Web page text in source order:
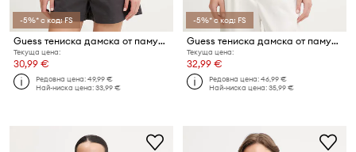
-5%* с код: FS
Guess тениска дамска от памук SILVY
Текуща цена:
30,99 €
Редовна цена:49,99 €
Най-ниска цена:33,99 €
-5%* с код: FS
Guess тениска дамска от памук SILVY
Текуща цена:
32,99 €
Редовна цена:46,99 €
Най-ниска цена:35,99 €